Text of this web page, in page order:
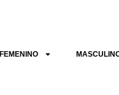
FEMENINO